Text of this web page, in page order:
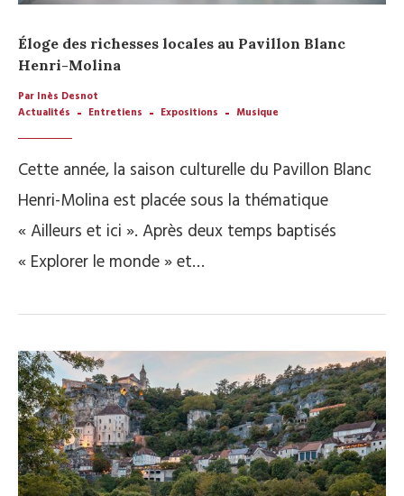
Éloge des richesses locales au Pavillon Blanc
Henri-Molina
Par Inès Desnot
Actualités
Entretiens Expositions Musique
Cette année, la saison culturelle du Pavillon Blanc
Henri-Molina est placée sous la thématique
« Ailleurs et ici ». Après deux temps baptisés
« Explorer le monde » et…